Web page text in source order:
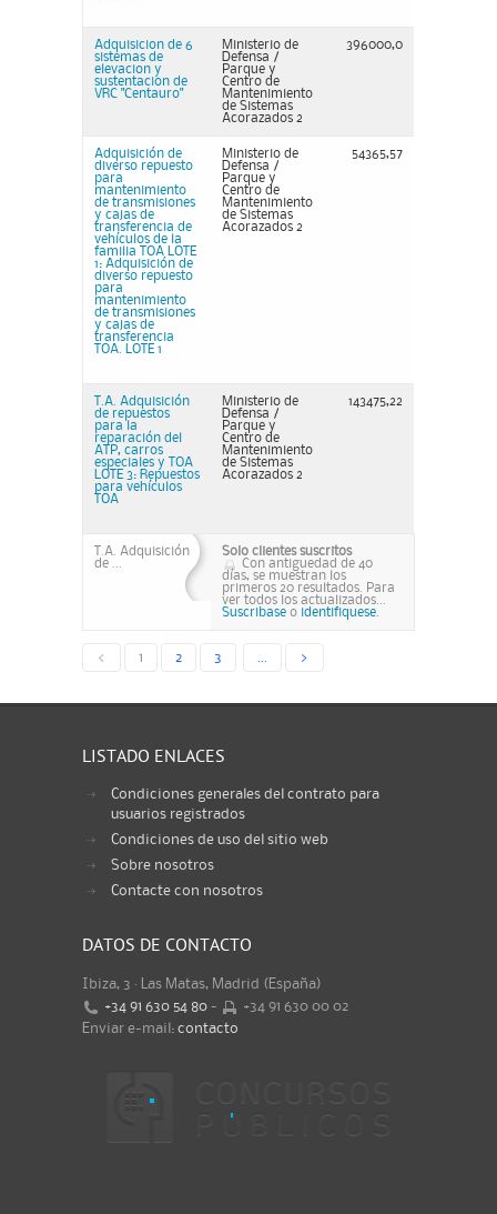
Adquisicion de 6
sistemas de
elevacion y
sustentacion de
VRC "Centauro"
Ministerio de
Defensa /
Parque y
Centro de
Mantenimiento
de Sistemas
Acorazados 2
396000,0
Adquisición de
diverso repuesto
para
mantenimiento
de transmisiones
y cajas de
transferencia de
vehículos de la
familia TOA LOTE
1: Adquisición de
diverso repuesto
para
mantenimiento
de transmisiones
y cajas de
transferencia
TOA. LOTE 1
Ministerio de
Defensa /
Parque y
Centro de
Mantenimiento
de Sistemas
Acorazados 2
54365,57
T.A. Adquisición
de repuestos
para la
reparación del
ATP, carros
especiales y TOA
LOTE 3: Repuestos
para vehículos
TOA
Ministerio de
Defensa /
Parque y
Centro de
Mantenimiento
de Sistemas
Acorazados 2
143475,22
T.A. Adquisición
de ...
Solo clientes suscritos
Con antiguedad de 40
días, se muestran los
primeros 20 resultados. Para
ver todos los actualizados...
Suscribase o identifiquese.
< 1 2 3 >
LISTADO ENLACES
Condiciones generales del contrato para
usuarios registrados
Condiciones de uso del sitio web
Sobre nosotros
Contacte con nosotros
DATOS DE CONTACTO
Ibiza, 3 · Las Matas, Madrid (España)
+34 91 630 54 80 -
+34 91 630 00 02
Enviar e-mail: contacto